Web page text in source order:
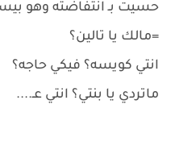
حسيت بـ انتفاضته وهو
=مالك يا تالين؟
انتي كويسه؟ فيكي حاجه؟
ماتردي يا بنتي؟ انتي عـ....